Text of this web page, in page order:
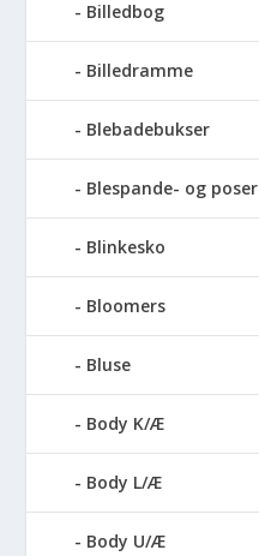
Billedbog
Billedramme
Blebadebukser
Blespande- og poser
Blinkesko
Bloomers
Bluse
Body K/Æ
Body L/Æ
Body U/Æ